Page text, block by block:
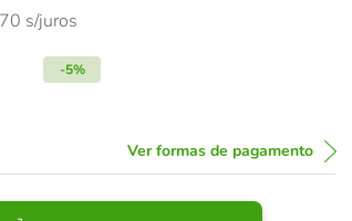
70 s/juros
-5%
Ver formas de pagamento